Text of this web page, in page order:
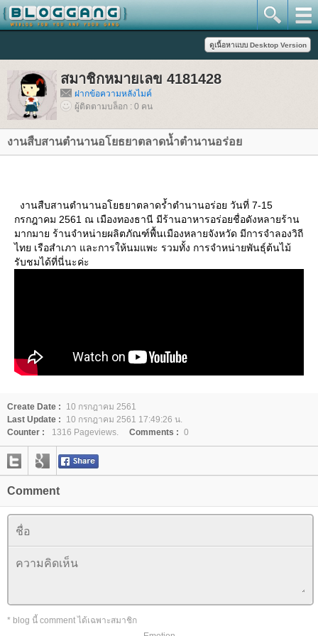
สมาชิกหมายเลข 4181428
ฝากข้อความหลังไมค์
ผู้ติดตามบล็อก : 0 คน
งานสืบสานตำนานอโยธยาตลาดน้ำตำนานอร่อ
งานสืบสานตำนานอโยธยาตลาดร้ำตำนานอร่อย วันที่ 7-15
กรกฎาคม 2561 ณ เมืองทองธานี มีร้านอาหารอร่อยชื่อดังหลายร้าน
มากมาย ร้านจำหน่ายผลิตภัณฑ์พื้นเมืองหลายจังหวัด มีการจำลองวิถี
ไทย เรือสำเภา และการให้นมแพะ รวมทั้ง การจำหน่ายพันธุ์ต้นไม้
รับชมได้ที่นี่นะค่ะ
Create Date :
10 กรกฎาคม 2561
Last Update :
10 กรกฎาคม 2561 17:49:26 น.
Counter :
1316 Pageviews. Comments : 0
Comment
* blog นี้ comment ได้เฉพาะสมาชิก